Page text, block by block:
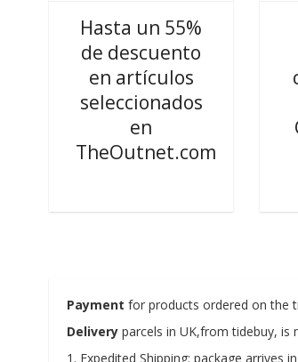
Hasta un 55%
de descuento
en artículos
seleccionados
en
TheOutnet.com
Paymentfor products ordered on the
Delivery parcels in UK,from tidebuy,
1. Expedited Shipping: package arrives